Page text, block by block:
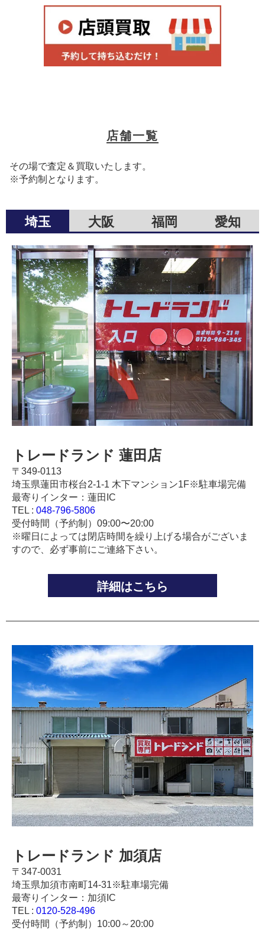
店舗一覧
その場で査定＆買取いたします。
※予約制となります。
埼玉 大阪 福岡 愛知
トレードランド 蓮田店
〒349-0113
埼玉県蓮田市桜台2-1-1 木下マンション1F※駐車場完備
最寄りインター：蓮田IC
TEL : 048-796-5806
受付時間（予約制）09:00〜20:00
※曜日によっては閉店時間を繰り上げる場合がございま
すので、必ず事前にご連絡下さい。
詳細はこちら
トレードランド 加須店
〒347-0031
埼玉県加須市南町14-31※駐車場完備
最寄りインター：加須IC
TEL : 0120-528-496
受付時間（予約制）10:00～20:00